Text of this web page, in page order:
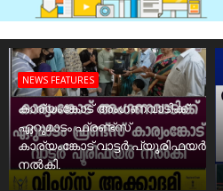
NEWS FEATURES
കാര്യംങ്കോട് അംഗണവാടിക്ക്
ഏറുമാടം ഫ്രണ്ട്സ്
കാര്യംങ്കോട് വാട്ടർ പ്യൂരിഫയർ
നൽകി.